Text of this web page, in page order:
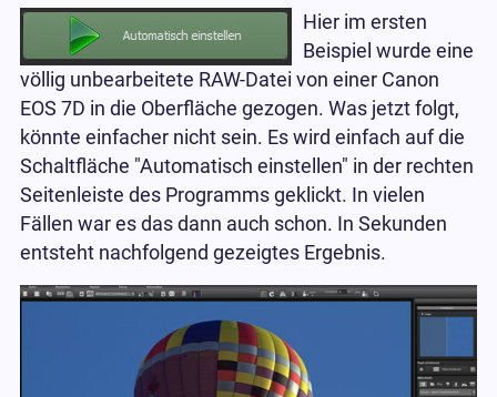
Hier im ersten
Beispiel wurde eine
völlig unbearbeitete RAW-Datei von einer Canon
EOS 7D in die Oberfläche gezogen. Was jetzt folgt,
könnte einfacher nicht sein. Es wird einfach auf die
Schaltfläche "Automatisch einstellen" in der rechten
Seitenleiste des Programms geklickt. In vielen
Fällen war es das dann auch schon. In Sekunden
entsteht nachfolgend gezeigtes Ergebnis.